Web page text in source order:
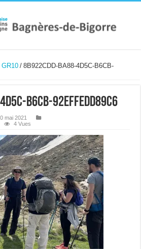
/ 8B922CDD-BA88-4D5C-B6CB-
B6CB-92EFFEDD89C6
mai 2021
4 Vues